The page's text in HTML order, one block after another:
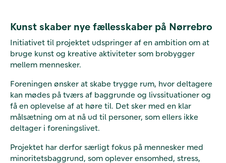
Kunst skaber nye fællesskaber på Nørrebro
Initiativet til projektet udspringer af en ambition om at
bruge kunst og kreative aktiviteter som brobygger
mellem mennesker.
Foreningen ønsker at skabe trygge rum, hvor deltagere
kan mødes på tværs af baggrunde og livssituationer og
få en oplevelse af at høre til. Det sker med en klar
målsætning om at nå ud til personer, som ellers ikke
deltager i foreningslivet.
Projektet har derfor særligt fokus på mennesker med
minoritetsbaggrund, som oplever ensomhed, stress,